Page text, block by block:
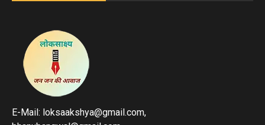
E-Mail: loksaakshya@gmail.com,